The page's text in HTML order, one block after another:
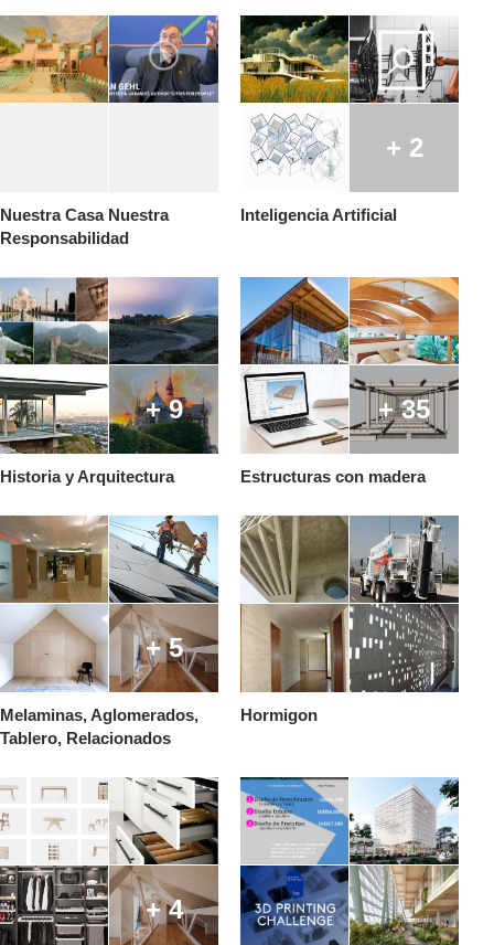
Nuestra Casa Nuestra
Responsabilidad
+ 2
Inteligencia Artificial
+ 9
Historia y Arquitectura
+ 35
Estructuras con madera
+ 5
Melaminas, Aglomerados,
Tablero, Relacionados
Hormigon
+ 4